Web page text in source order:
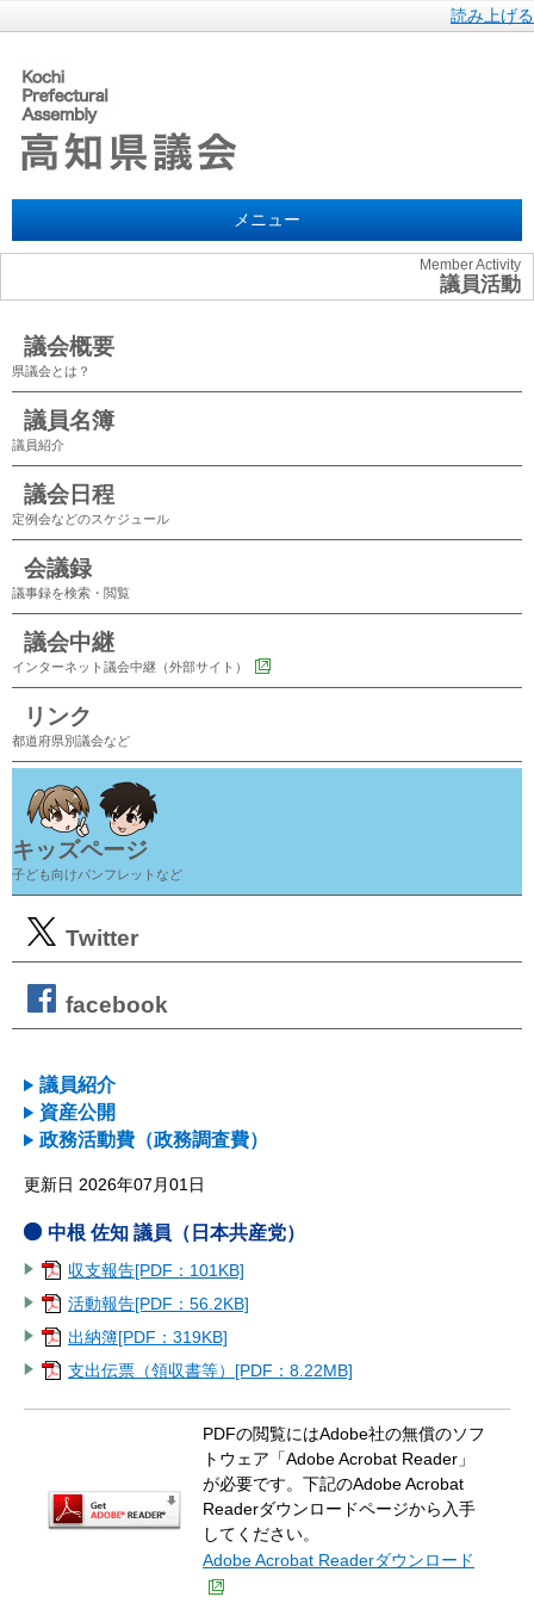
読み上げる
メニュー
Member Activity
議員活動
議会概要
県議会とは？
議員名簿
議員紹介
議会日程
定例会などのスケジュール
会議録
議事録を検索・閲覧
議会中継
インターネット議会中継（外部サイト）
リンク
都道府県別議会など
キッズページ
子ども向けパンフレットなど
Twitter
facebook
議員紹介
資産公開
政務活動費（政務調査費）
更新日 2026年07月01日
中根 佐知 議員（日本共産党）
収支報告[PDF：101KB]
活動報告[PDF：56.2KB]
出納簿[PDF：319KB]
支出伝票（領収書等）[PDF：8.22MB]
PDFの閲覧にはAdobe社の無償のソフ
トウェア「Adobe Acrobat Reader」
が必要です。下記のAdobe Acrobat
Readerダウンロードページから入手
してください。
Adobe Acrobat Readerダウンロード